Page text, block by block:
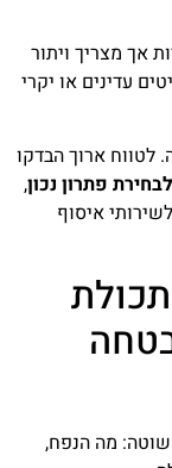
אך מצריך ויתור
עדינים או יקרי
לטווח ארוך הבדקו
לבחירת פתרון נכון,
איסוף
מה הנפח,